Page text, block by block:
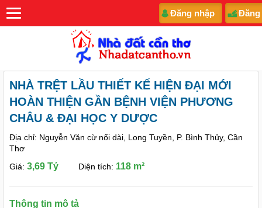
Đăng nhập Đăng
NHÀ TRỆT LẦU THIẾT KẾ HIỆN ĐẠI MỚI
HOÀN THIỆN GẦN BỆNH VIỆN PHƯƠNG
CHÂU & ĐẠI HỌC Y DƯỢC
Địa chỉ: Nguyễn Văn cừ nối dài, Long Tuyền, P. Bình Thủy, Cần
Thơ
Giá: 3,69 Tỷ Diện tích: 118 m²
Thông tin mô tả